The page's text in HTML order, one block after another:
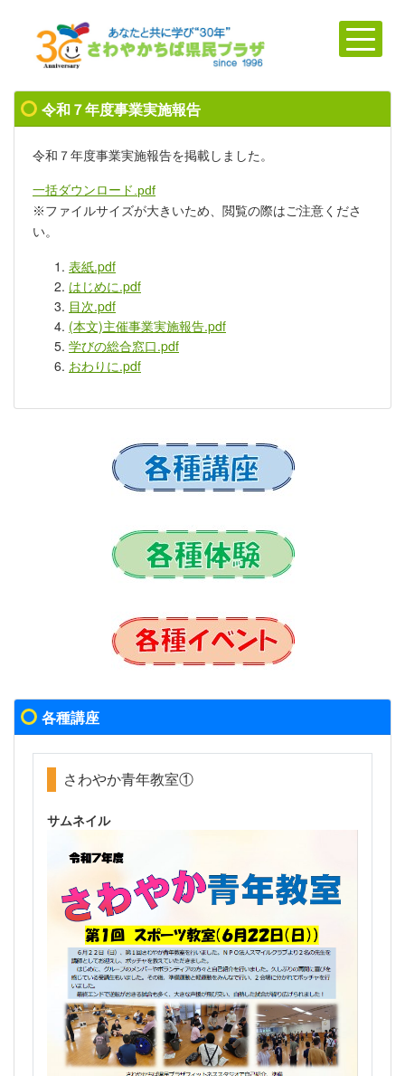
令和７年度事業実施報告
令和７年度事業実施報告を掲載しました。
一括ダウンロード.pdf
※ファイルサイズが大きいため、閲覧の際はご注意くださ
い。
表紙.pdf
はじめに.pdf
目次.pdf
(本文)主催事業実施報告.pdf
学びの総合窓口.pdf
おわりに.pdf
各種講座
さわやか青年教室①
サムネイル